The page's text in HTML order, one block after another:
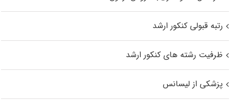
رتبه قبولی کنکور ارشد
ظرفیت رشته های کنکور ارشد
پزشکی از لیسانس